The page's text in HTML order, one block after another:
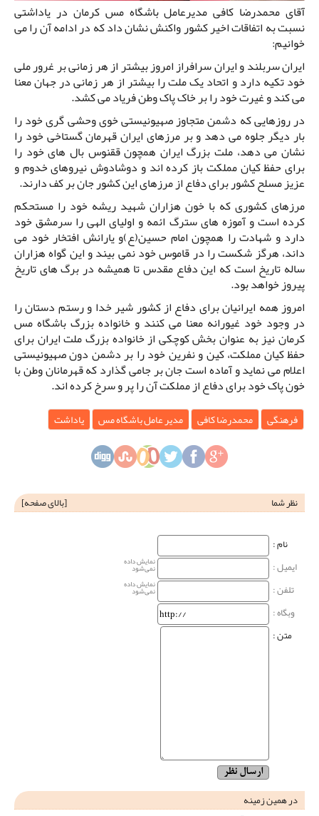
آقای محمدرضا کافی مدیرعامل باشگاه مس کرمان در یاداشتی
نسبت به اتفاقات اخیر کشور واکنش نشان داد که در ادامه آن را می
خوانیم:
ایران سربلند و ایران سرافراز امروز بیشتر از هر زمانی بر غرور ملی
خود تکیه دارد و اتحاد یک ملت را بیشتر از هر زمانی در جهان معنا
می کند و غیرت خود را بر خاک پاک وطن فریاد می کشد.
در روزهایی که دشمن متجاوز صهیونیستی خوی وحشی گری خود را
بار دیگر جلوه می دهد و بر مرزهای ایران قهرمان گستاخی خود را
نشان می دهد، ملت بزرگ ایران همچون ققنوس بال های خود را
برای حفظ کیان مملکت باز کرده اند و دوشادوش نیروهای خدوم و
عزیز مسلح کشور برای دفاع از مرزهای این کشور جان بر کف دارند.
مرزهای کشوری که با خون هزاران شهید ریشه خود را مستحکم
کرده است و آموزه های سترگ ائمه و اولیای الهی را سرمشق خود
دارد و شهادت را همچون امام حسین(ع)و یارانش افتخار خود می
داند، هرگز شکست را در قاموس خود نمی بیند و این گواه هزاران
ساله تاریخ است که این دفاع مقدس تا همیشه در برگ های تاریخ
پیروز خواهد بود.
امروز همه ایرانیان برای دفاع از کشور شیر خدا و رستم دستان را
در وجود خود غیورانه معنا می کنند و خانواده بزرگ باشگاه مس
کرمان نیز به عنوان بخش کوچکی از خانواده بزرگ ملت ایران برای
حفظ کیان مملکت، کین و نفرین خود را بر دشمن دون صهیونیستی
اعلام می نماید و آماده است جان بر جامی گذارد که قهرمانان وطن با
خون پاک خود برای دفاع از مملکت آن را پر و سرخ کرده اند.
فرهنگی محمدرضا کافی مدیر عامل باشگاه مس یاداشت
نظر شما [بالای صفحه]
نام‌ :
ایمیل :
نمایش داده
نمی‌شود
تلفن : نمایش داده
نمی‌شود
وبگاه‌ :
متن :
در همین زمینه